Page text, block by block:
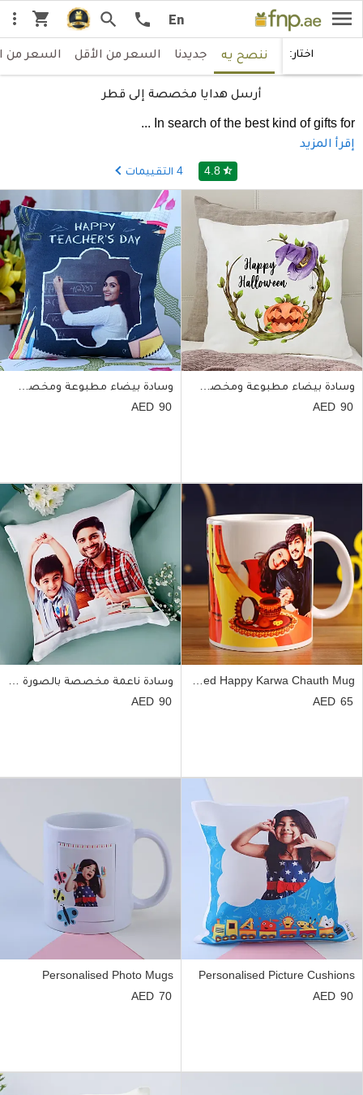
menu
En
call
search
shopping_cart
more_vert
أرسل هدايا مخصصة إلى قطر
In search of the best kind of gifts for
...
إقرأ المزيد
4.8 star_half
4 التقييمات
وسادة بيضاء مطبوعة ومخصصة للهالوين جميلة
90
وسادة بيضاء مطبوعة ومخصصة ليوم المعلم
90
Personalised Happy Karwa Chauth Mug
65
وسادة ناعمة مخصصة بالصورة الشخصية هدية مميزة
90
Personalised Picture Cushions
90
Personalised Photo Mugs
70
اختار: ننصح يه جديدنا السعر من الأقل السعر من